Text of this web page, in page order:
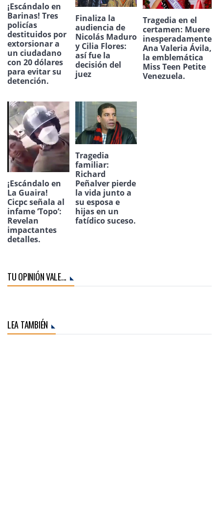
¡Escándalo en
Barinas! Tres
policías
destituidos por
extorsionar a
un ciudadano
con 20 dólares
para evitar su
detención.
Finaliza la
audiencia de
Nicolás Maduro
y Cilia Flores:
así fue la
decisión del
juez
Tragedia en el
certamen: Muere
inesperadamente
Ana Valeria Ávila,
la emblemática
Miss Teen Petite
Venezuela.
¡Escándalo en
La Guaira!
Cicpc señala al
infame ‘Topo’:
Revelan
impactantes
detalles.
Tragedia
familiar:
Richard
Peñalver pierde
la vida junto a
su esposa e
hijas en un
fatídico suceso.
TU OPINIÓN VALE...
LEA TAMBIÉN